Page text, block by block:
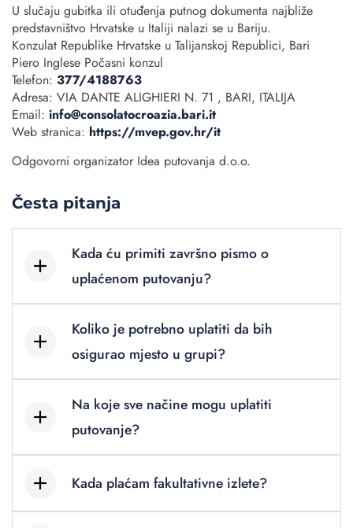
U slučaju gubitka ili otuđenja putnog dokumenta najbliže
predstavništvo Hrvatske u Italiji nalazi se u Bariju.
Konzulat Republike Hrvatske u Talijanskoj Republici, Bari
Piero Inglese Počasni konzul
Telefon: 377/4188763
Adresa: VIA DANTE ALIGHIERI N. 71 , BARI, ITALIJA
Email: info@consolatocroazia.bari.it
Web stranica: https://mvep.gov.hr/it
Odgovorni organizator Idea putovanja d.o.o.
Česta pitanja
Kada ću primiti završno pismo o
uplaćenom putovanju?
Koliko je potrebno uplatiti da bih
osigurao mjesto u grupi?
Na koje sve načine mogu uplatiti
putovanje?
Kada plaćam fakultativne izlete?